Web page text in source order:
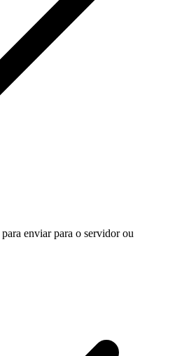
enviar para o servidor ou